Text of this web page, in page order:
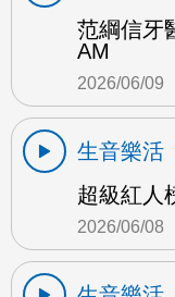
范綱信牙
AM
2026/06/09
生音樂活
超級紅人
2026/06/08